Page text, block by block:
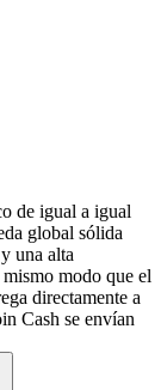
de igual a igual
global sólida
una alta
modo que el
directamente a
Cash se envían